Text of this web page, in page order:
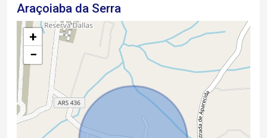
Araçoiaba da Serra
+
−